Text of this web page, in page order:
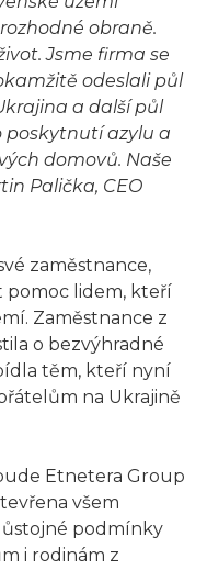
obraně.
Jsme firma se
odeslali půl
a další půl
poskytnutí azylu a
domovů. Naše
Palička, CEO
zaměstnance,
pomoc lidem, kteří
Zaměstnance z
o bezvýhradné
těm, kteří nyní
na Ukrajině
Etnetera Group
všem
podmínky
i rodinám z